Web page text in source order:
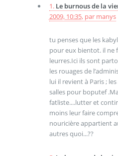
1. Le burnous de la
2009, 10:35, par manys
tu penses que les
pour eux bientot. il ne
leurres.Ici ils sont
les rouages de
lui il revient à Paris ;
salles pour boputef
fatliste....lutter et
moins leur faire
nouricière appartient
autres quoi...??